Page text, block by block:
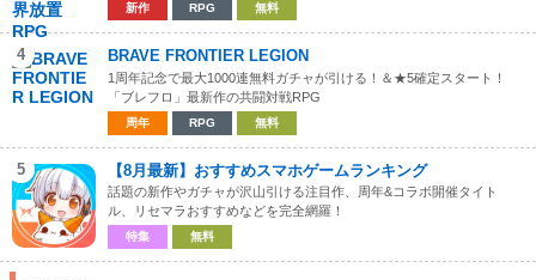
新作 RPG 無料
4 BRAVE FRONTIER LEGION
1周年記念で最大1000連無料ガチャが引ける！＆★5確定スタート！
「ブレフロ」最新作の共闘対戦RPG
周年 RPG 無料
5 【8月最新】おすすめスマホゲームランキング
話題の新作やガチャが沢山引ける注目作、周年&コラボ開催タイト
ル、リセマラおすすめなどを完全網羅！
特集 無料